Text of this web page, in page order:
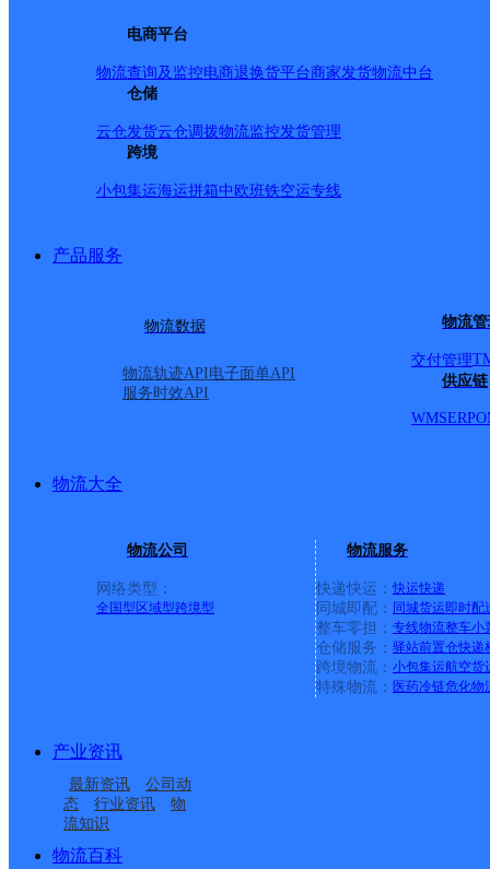
电商平台
物流查询及监控电商退换货平台商家发货物流中台
仓储
云仓发货云仓调拨物流监控发货管理
跨境
小包集运海运拼箱中欧班铁空运专线
产品服务
物流数据
物流轨迹API电子面单API
服务时效API
物流
交付管理
供应链
WMSERP
物流大全
物流公司
网络类型：
全国型 区域型跨境型
物流服务
快递快运： 快运快递
同城即配： 同城货运即时配
整车零担： 专线物流整车小
仓储服务： 驿站前置仓快递
跨境物流： 小包集运航空货
特殊物流： 医药冷链危化物
产业资讯
最新资讯
公司动
态
行业资讯
物
流知识
物流百科
网点地址：安徽省淮北市濉溪县韩村镇韩村小学西50米
网点负责人：
淮北濉溪县百善镇营业
部
淮北濉溪县
五沟邮政支局